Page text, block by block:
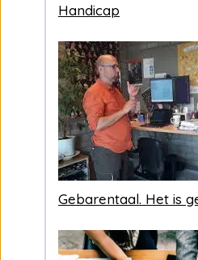
Handicap
Gebarentaal. Het is